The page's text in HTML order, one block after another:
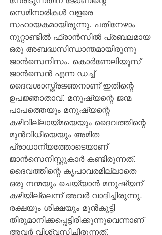
സെമിനാരികള്‍ വളരെ
സഹായകമായിരുന്നു. പതിനേഴാം
നൂറ്റാണ്ടില്‍ ഫ്രാന്‍സില്‍ പ്രബലമായ
ഒരു അബദ്ധസിന്ധാന്തമായിരുന്നു
ജാന്‍സെനിസം. കൊര്‍ണേലിയൂസ്
ജാന്‍സെന്‍ എന്ന ഡച്ച്
ദൈവശാസ്ത്രജ്ഞനാണ് ഇതിന്റെ
ഉപജ്ഞാതാവ്. മനുഷ്യന്റെ ജന്മ
പാപത്തെയും മനുഷ്യന്റെ
കഴിവില്ലായ്മയെയും ദൈവത്തിന്റെ
മുന്‍വിധിയെയും അമിത
പ്രാധാന്യത്തോടെയാണ്
ജാന്‍സെനിസ്റ്റുകാര്‍ കണ്ടിരുന്നത്.
ദൈവത്തിന്റെ കൃപാവരമില്ലാതെ
ഒരു നന്മയും ചെയ്യാന്‍ മനുഷ്യന്
കഴിയില്ലെന്ന് അവര്‍ വാദിച്ചിരുന്നു.
രക്ഷയും ശിക്ഷയും മുന്‍കൂട്ടി
തീരുമാനിക്കപ്പെട്ടിരിക്കുന്നുവെന്നാണ്
അവര്‍ വിശ്വസിച്ചിരുന്നത്.